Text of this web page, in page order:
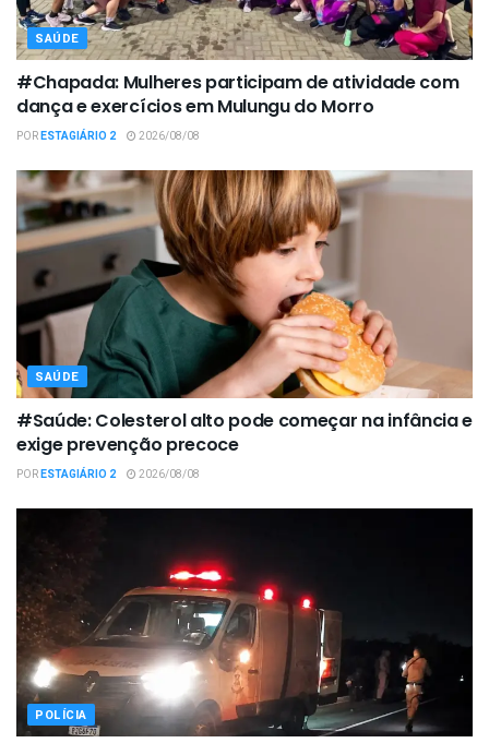
SAÚDE
#Chapada: Mulheres participam de atividade com
dança e exercícios em Mulungu do Morro
PORESTAGIÁRIO 2 2026/08/08
SAÚDE
#Saúde: Colesterol alto pode começar na infância e
exige prevenção precoce
PORESTAGIÁRIO 2 2026/08/08
POLÍCIA